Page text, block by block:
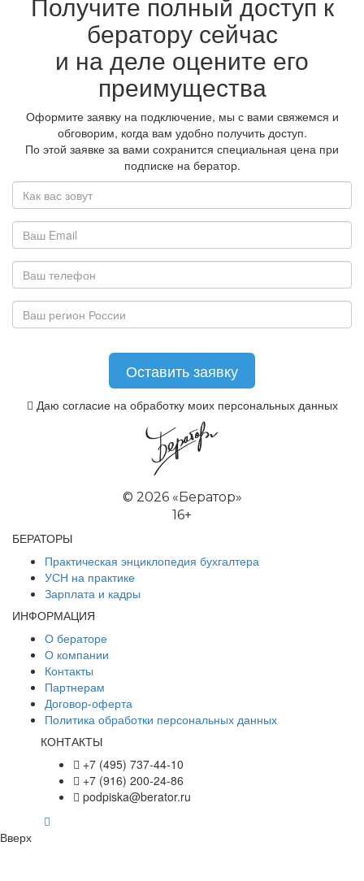
бератору сейчас
и на деле оцените его
преимущества
Оформите заявку на подключение, мы с вами свяжемся и
обговорим, когда вам удобно получить доступ.
По этой заявке за вами сохранится специальная цена при
подписке на бератор.
Даю согласие на обработку моих персональных данных
© 2026 «Бератор»
16+
БЕРАТОРЫ
Практическая энциклопедия бухгалтера
УСН на практике
Зарплата и кадры
ИНФОРМАЦИЯ
О бераторе
О компании
Контакты
Партнерам
Договор-оферта
Политика обработки персональных данных
КОНТАКТЫ
+7 (495) 737-44-10
+7 (916) 200-24-86
podpiska@berator.ru
Вверх